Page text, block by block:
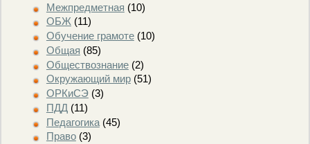
Межпредметная (10)
ОБЖ (11)
Обучение грамоте(10)
Общая (85)
Обществознание(2)
Окружающий мир(51)
ОРКиСЭ(3)
ПДД (11)
Педагогика(45)
Право(3)